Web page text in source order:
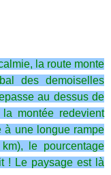
la route monte
des demoiselles
au dessus de
montée redevient
à une longue rampe
le pourcentage
! Le paysage est là